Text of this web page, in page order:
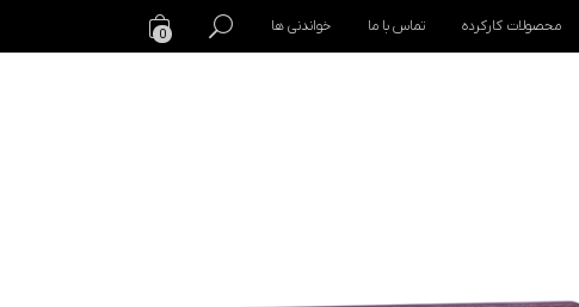
محصولات کارکرده تماس با ما خواندنی ها 0